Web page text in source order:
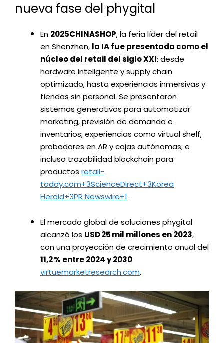
nueva fase del phygital
En 2025CHINASHOP, la feria líder del retail
en Shenzhen, la IA fue presentada como el
núcleo del retail del siglo XXI: desde
hardware inteligente y supply chain
optimizado, hasta experiencias inmersivas y
tiendas sin personal. Se presentaron
sistemas generativos para automatizar
marketing, previsión de demanda e
inventarios; experiencias como virtual shelf,
probadores en AR y cajas autónomas; e
incluso trazabilidad blockchain para
productos retail-
today.com+3ScienceDirect+3Korea
Herald+3PR Newswire+1.
El mercado global de soluciones phygital
alcanzó los USD 25 mil millones en 2023,
con una proyección de crecimiento anual del
11,2 % entre 2024 y 2030
virtuemarketresearch.com.